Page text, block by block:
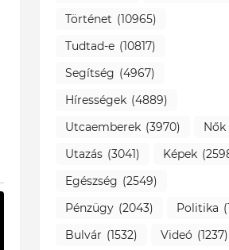
Történet (10965)
Tudtad-e (10817)
Segítség (4967)
Hírességek (4889)
Utcaemberek (3970) Nők
Utazás (3041) Képek
Egészség (2549)
Pénzügy (2043) Politika
Bulvár (1532) Videó (1237)